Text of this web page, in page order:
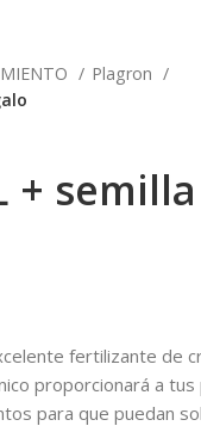
Plagron
+
fertilizante de
proporcionará a
para que puedan